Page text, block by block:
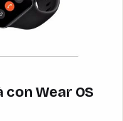
con Wear OS